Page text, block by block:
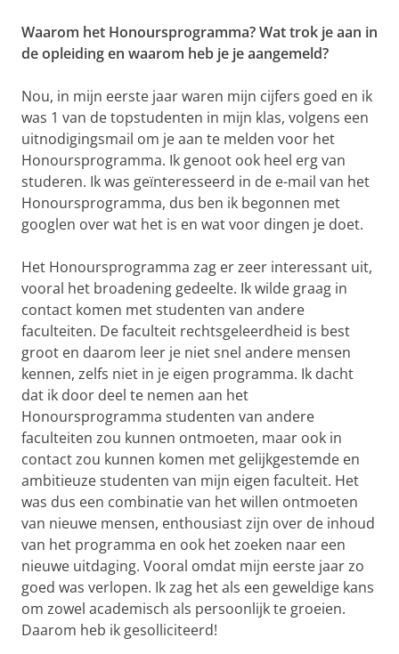
Waarom het Honoursprogramma? Wat trok je aan in
de opleiding en waarom heb je je aangemeld?
Nou, in mijn eerste jaar waren mijn cijfers goed en ik
was 1 van de topstudenten in mijn klas, volgens een
uitnodigingsmail om je aan te melden voor het
Honoursprogramma. Ik genoot ook heel erg van
studeren. Ik was geïnteresseerd in de e-mail van het
Honoursprogramma, dus ben ik begonnen met
googlen over wat het is en wat voor dingen je doet.
Het Honoursprogramma zag er zeer interessant uit,
vooral het broadening gedeelte. Ik wilde graag in
contact komen met studenten van andere
faculteiten. De faculteit rechtsgeleerdheid is best
groot en daarom leer je niet snel andere mensen
kennen, zelfs niet in je eigen programma. Ik dacht
dat ik door deel te nemen aan het
Honoursprogramma studenten van andere
faculteiten zou kunnen ontmoeten, maar ook in
contact zou kunnen komen met gelijkgestemde en
ambitieuze studenten van mijn eigen faculteit. Het
was dus een combinatie van het willen ontmoeten
van nieuwe mensen, enthousiast zijn over de inhoud
van het programma en ook het zoeken naar een
nieuwe uitdaging. Vooral omdat mijn eerste jaar zo
goed was verlopen. Ik zag het als een geweldige kans
om zowel academisch als persoonlijk te groeien.
Daarom heb ik gesolliciteerd!